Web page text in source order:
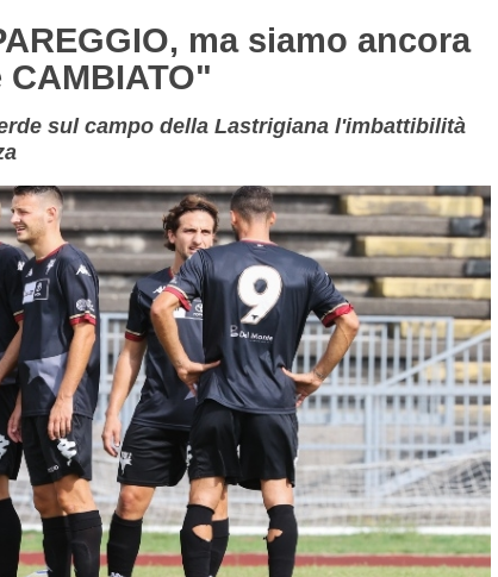
ma siamo ancora
CAMBIATO"
sul campo della Lastrigiana l'imbattibilità